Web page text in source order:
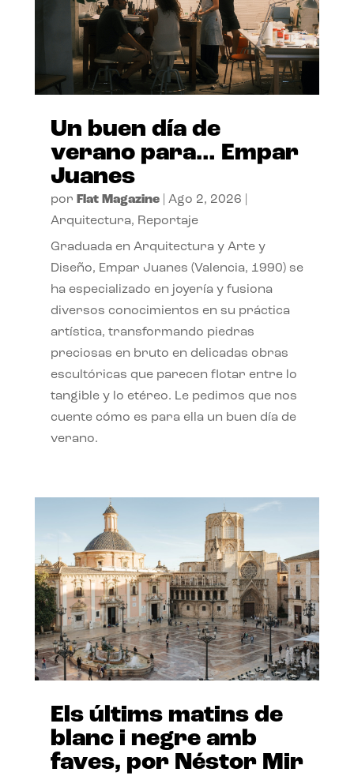
Un buen día de
verano para… Empar
Juanes
por Flat Magazine| Ago 2, 2026
Arquitectura, Reportaje
Graduada en Arquitectura y Arte y
Diseño, Empar Juanes (Valencia, 1990) se
ha especializado en joyería y fusiona
diversos conocimientos en su práctica
artística, transformando piedras
preciosas en bruto en delicadas obras
escultóricas que parecen flotar entre lo
tangible y lo etéreo. Le pedimos que nos
cuente cómo es para ella un buen día de
verano.
Els últims matins de
blanc i negre amb
faves, por Néstor Mir